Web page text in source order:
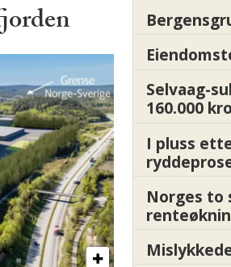
Selvaag-
160.000
I pluss
Norges to